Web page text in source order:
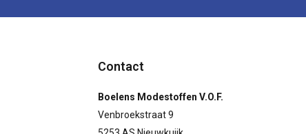
Contact
Boelens Modestoffen V.O.F.
Venbroekstraat 9